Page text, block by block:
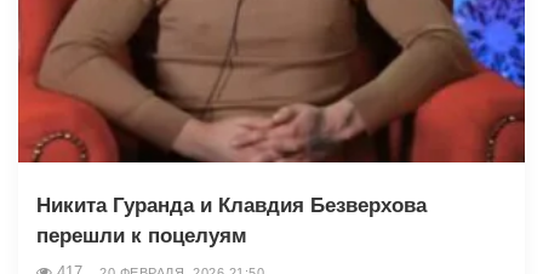
Никита Гуранда и Клавдия Безверхова
перешли к поцелуям